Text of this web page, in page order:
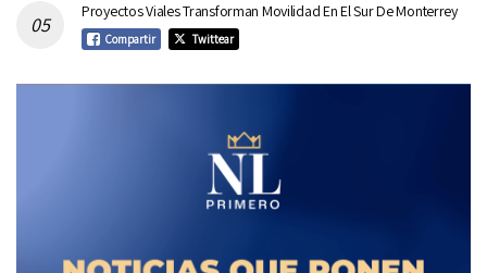
Proyectos Viales Transforman Movilidad En El Sur De Monterrey
Compartir Twittear